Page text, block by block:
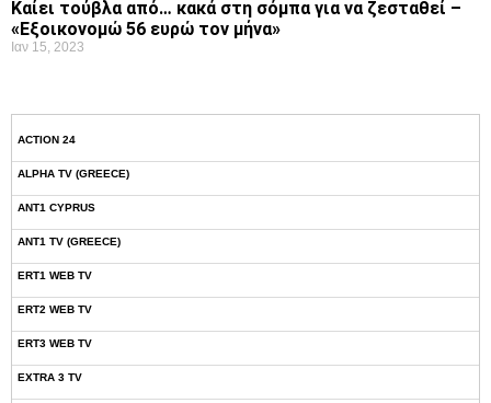
Καίει τούβλα από… κακά στη σόμπα για να ζεσταθεί –
«Εξοικονομώ 56 ευρώ τον μήνα»
Ιαν 15, 2023
ACTION 24
ALPHA TV (GREECE)
ANT1 CYPRUS
ANT1 TV (GREECE)
ERT1 WEB TV
ERT2 WEB TV
ERT3 WEB TV
EXTRA 3 TV